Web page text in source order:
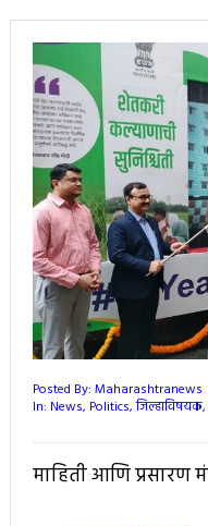
Posted By: Maharashtranews
In: News, Politics,जिल्हाविषयक,
माहिती आणि प्रसारण